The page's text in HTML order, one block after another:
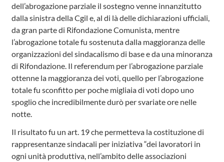
dell’abrogazione parziale il sostegno venne innanzitutto
dalla sinistra della Cgil e, al di là delle dichiarazioni ufficiali,
da gran parte di Rifondazione Comunista, mentre
l’abrogazione totale fu sostenuta dalla maggioranza delle
organizzazioni del sindacalismo di base e da una minoranza
di Rifondazione. Il referendum per l’abrogazione parziale
ottenne la maggioranza dei voti, quello per l’abrogazione
totale fu sconfitto per poche migliaia di voti dopo uno
spoglio che incredibilmente durò per svariate ore nelle
notte.
Il risultato fu un art. 19 che permetteva la costituzione di
rappresentanze sindacali per iniziativa “dei lavoratori in
ogni unità produttiva, nell’ambito delle associazioni